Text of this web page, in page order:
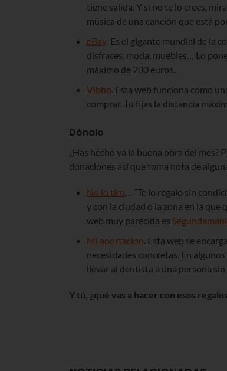
tiene salida. Y si no te lo crees,
música de una canción que está
eBay . Es el gigante mundial de la
disfraces, moda, muebles… Lo
máximo de 200 euros.
Vibbo . Esta web funciona como
comprar. Tú fijas la distancia
Dónalo
¿Has hecho ya la buena obra del mes?
donaciones así que toma nota de
No lo tiro … “Te lo regalo sin
y con la ciudad o la zona en la
web muy parecida es
Mi aportación . Esta web se
necesidades concretas. En
llevar al dentista a una persona sin
Y tú, ¿qué vas a hacer con esos